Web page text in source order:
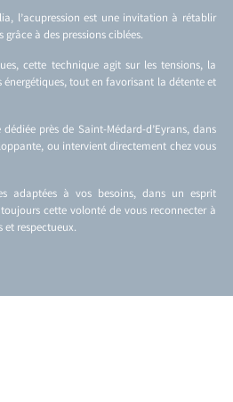
l’acupression est une invitation à rétablir
à des pressions ciblées.
cette technique agit sur les tensions, la
énergétiques, tout en favorisant la détente et
près de Saint-Médard-d’Eyrans, dans
ou intervient directement chez vous
adaptées à vos besoins, dans un esprit
cette volonté de vous reconnecter à
et respectueux.